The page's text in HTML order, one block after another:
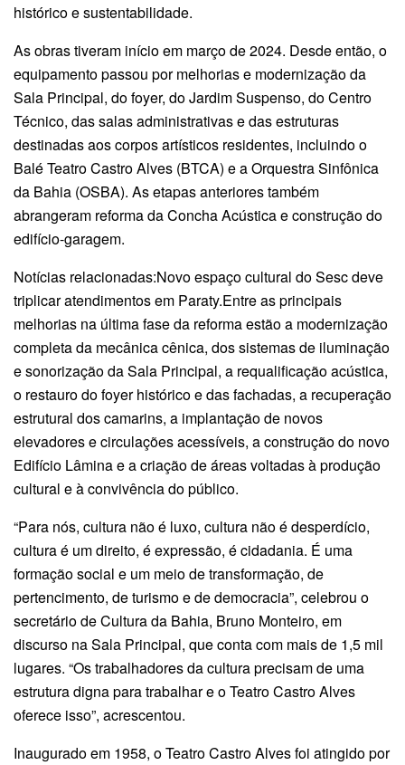
histórico e sustentabilidade.
As obras tiveram início em março de 2024. Desde então, o
equipamento passou por melhorias e modernização da
Sala Principal, do foyer, do Jardim Suspenso, do Centro
Técnico, das salas administrativas e das estruturas
destinadas aos corpos artísticos residentes, incluindo o
Balé Teatro Castro Alves (BTCA) e a Orquestra Sinfônica
da Bahia (OSBA). As etapas anteriores também
abrangeram reforma da Concha Acústica e construção do
edifício-garagem.
Notícias relacionadas:Novo espaço cultural do Sesc deve
triplicar atendimentos em Paraty.Entre as principais
melhorias na última fase da reforma estão a modernização
completa da mecânica cênica, dos sistemas de iluminação
e sonorização da Sala Principal, a requalificação acústica,
o restauro do foyer histórico e das fachadas, a recuperação
estrutural dos camarins, a implantação de novos
elevadores e circulações acessíveis, a construção do novo
Edifício Lâmina e a criação de áreas voltadas à produção
cultural e à convivência do público.
“Para nós, cultura não é luxo, cultura não é desperdício,
cultura é um direito, é expressão, é cidadania. É uma
formação social e um meio de transformação, de
pertencimento, de turismo e de democracia”, celebrou o
secretário de Cultura da Bahia, Bruno Monteiro, em
discurso na Sala Principal, que conta com mais de 1,5 mil
lugares. “Os trabalhadores da cultura precisam de uma
estrutura digna para trabalhar e o Teatro Castro Alves
oferece isso”, acrescentou.
Inaugurado em 1958, o Teatro Castro Alves foi atingido por